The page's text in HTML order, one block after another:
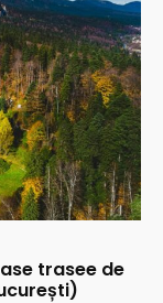
trasee de